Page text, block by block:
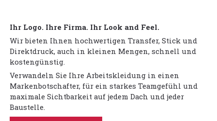
Ihr Logo. Ihre Firma. Ihr Look and Feel.
Wir bieten Ihnen hochwertigen Transfer, Stick und
Direktdruck, auch in kleinen Mengen, schnell und
kostengünstig.
Verwandeln Sie Ihre Arbeitskleidung in einen
Markenbotschafter, für ein starkes Teamgefühl und
maximale Sichtbarkeit auf jedem Dach und jeder
Baustelle.